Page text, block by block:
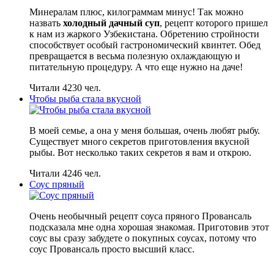
Минералам плюс, килограммам минус! Так можно
назвать холодный дачный суп, рецепт которого пришел
к нам из жаркого Узбекистана. Обретению стройности
способствует особый гастрономический квинтет. Обед
превращается в весьма полезную охлаждающую и
питательную процедуру. А что еще нужно на даче!
Читали 4230 чел.
Чтобы рыба стала вкусной
В моей семье, а она у меня большая, очень любят рыбу.
Существует много секретов приготовления вкусной
рыбы. Вот несколько таких секретов я вам и открою.
Читали 4246 чел.
Соус пряный
Очень необычный рецепт соуса пряного Провансаль
подсказала мне одна хорошая знакомая. Приготовив этот
соус вы сразу забудете о покупных соусах, потому что
соус Провансаль просто высший класс.